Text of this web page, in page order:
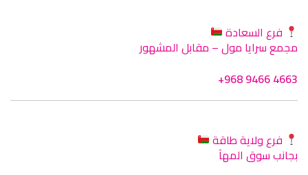
فرع السعادة
مجمع سرايا مول – مقابل المشهور
+968 9466 4663
فرع ولاية طاقة
بجانب سوق المهآ